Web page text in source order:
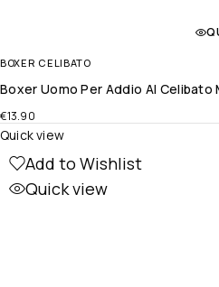
BOXER CELIBATO
Boxer Uomo Per Addio Al Celibato
€13.90
Add to Wishlist
Quick view
Quick view